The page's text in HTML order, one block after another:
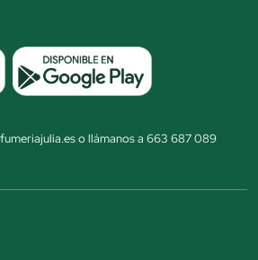
o llámanos a 663 687 089